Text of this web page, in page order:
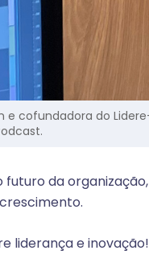
cofundadora do
da
liderança e inovação!